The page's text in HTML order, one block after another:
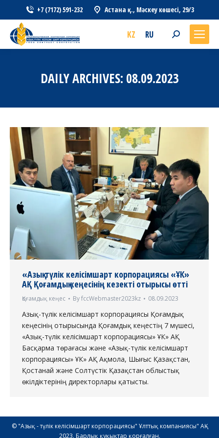
+7 (7172) 591-232 Астана қ., Мәскеу көшесі, 29/3
KZ RU Search:
DAILY ARCHIVES: 08.09.2023
«Азық-түлік келісімшарт корпорациясы «ҰК»
АҚ Қоғамдық кеңесінің кезекті отырысы өтті
Қоғамдық кеңес ByfccWebmaster2023kz 08.09.2023
Азық-түлік келісімшарт корпорациясы Қоғамдық
кеңесінің отырысында Қоғамдық кеңестің 7 мүшесі,
«Азық-түлік келісімшарт корпорациясы» ҰК» АҚ
Басқарма төрағасы және «Азық-түлік келісімшарт
корпорациясы» ҰК» АҚ Ақмола, Шығыс Қазақстан,
Қостанай және Солтүстік Қазақстан облыстық
өкілдіктерінің директорлары қатысты.
© "Азық - түлік келісімшарт корпорациясы" Ұлттық компаниясы" АҚ -
2023. Барлық құқықтар қорғалған.